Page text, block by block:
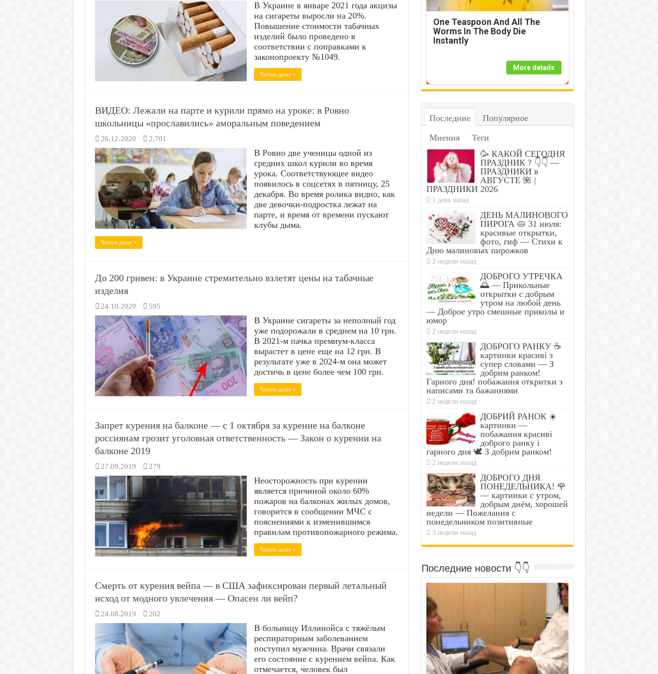
В Украине в январе 2021 года акцизы
на сигареты выросли на 20%.
Повышение стоимости табачных
изделий было проведено в
соответствии с поправками к
законопроекту №1049.
Читать далее »
ВИДЕО: Лежали на парте и курили прямо на уроке: в Ровно
школьницы «прославились» аморальным поведением
26.12.2020 2,701
В Ровно две ученицы одной из
средних школ курили во время
урока. Соответствующее видео
появилось в соцсетях в пятницу, 25
декабря. Во время ролика видно, как
две девочки-подростка лежат на
парте, и время от времени пускают
клубы дыма.
Читать далее »
До 200 гривен: в Украине стремительно взлетят цены на табачные
изделия
24.10.2020 595
В Украине сигареты за неполный год
уже подорожали в среднем на 10 грн.
В 2021-м пачка премиум-класса
вырастет в цене еще на 12 грн. В
результате уже в 2024-м она может
достичь в цене более чем 100 грн.
Читать далее »
Запрет курения на балконе — с 1 октября за курение на балконе
россиянам грозит уголовная ответственность — Закон о курении на
балконе 2019
27.09.2019 279
Неосторожность при курении
является причиной около 60%
пожаров на балконах жилых домов,
говорится в сообщении МЧС с
пояснениями к изменившимся
правилам противопожарного режима.
Читать далее »
Смерть от курения вейпа — в США зафиксирован первый летальный
исход от модного увлечения — Опасен ли вейп?
24.08.2019 202
В больницу Иллинойса с тяжёлым
респираторным заболеванием
поступил мужчина. Врачи связали
его состояние с курением вейпа. Как
отмечается, человек был
One Teaspoon And All The
Worms In The Body Die
Instantly
More details
Последние
Популярное
Мнения
Теги
🥳 КАКОЙ СЕГОДНЯ
ПРАЗДНИК ? 👇👇 —
ПРАЗДНИКИ в
АВГУСТЕ 🌺 |
ПРАЗДНИКИ 2026
1 день назад
ДЕНЬ МАЛИНОВОГО
ПИРОГА 🥧 31 июля:
красивые открытки,
фото, гиф — Стихи к
Дню малиновых пирожков
2 недели назад
ДОБРОГО УТРЕЧКА
🌅 — Прикольные
открытки с добрым
утром на любой день
— Доброе утро смешные приколы и
юмор
2 недели назад
ДОБРОГО РАНКУ ☕
картинки красиві з
супер словами — З
добрим ранком!
Гарного дня! побажання откритки з
написами та бажаннями
2 недели назад
ДОБРИЙ РАНОК ☀️
картинки —
побажання красиві
доброго ранку і
гарного дня 🕊️ З добрим ранком!
2 недели назад
ДОБРОГО ДНЯ
ПОНЕДЕЛЬНИКА! 🌹
— картинки с утром,
добрым днём, хорошей
недели — Пожелания с
понедельником позитивные
3 недели назад
Последние новости 👇👇